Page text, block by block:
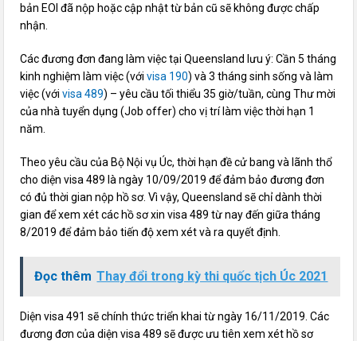
bản EOI đã nộp hoặc cập nhật từ bản cũ sẽ không được chấp
nhận.
Các đương đơn đang làm việc tại Queensland lưu ý: Cần 5 tháng
kinh nghiệm làm việc (vớivisa 190) và 3 tháng sinh sống và làm
việc (vớivisa 489) – yêu cầu tối thiểu 35 giờ/tuần, cùng Thư mời
của nhà tuyển dụng (Job offer) cho vị trí làm việc thời hạn 1
năm.
Theo yêu cầu của Bộ Nội vụ Úc, thời hạn đề cử bang và lãnh thổ
cho diện visa 489 là ngày 10/09/2019 để đảm bảo đương đơn
có đủ thời gian nộp hồ sơ. Vì vậy, Queensland sẽ chỉ dành thời
gian để xem xét các hồ sơ xin visa 489 từ nay đến giữa tháng
8/2019 để đảm bảo tiến độ xem xét và ra quyết định.
Đọc thêm Thay đổi trong kỳ thi quốc tịch Úc 2021
Diện visa 491 sẽ chính thức triển khai từ ngày 16/11/2019. Các
đương đơn của diện visa 489 sẽ được ưu tiên xem xét hồ sơ